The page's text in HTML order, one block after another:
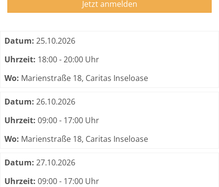
Jetzt anmelden
Termine zum dieser Kurs
Datum: 25.10.2026
Uhrzeit: 18:00 - 20:00 Uhr
Wo: Marienstraße 18, Caritas Inseloase
Datum: 26.10.2026
Uhrzeit: 09:00 - 17:00 Uhr
Wo: Marienstraße 18, Caritas Inseloase
Datum: 27.10.2026
Uhrzeit: 09:00 - 17:00 Uhr